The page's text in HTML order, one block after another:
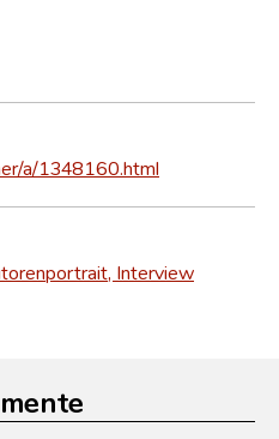
a/1348160.html
Interview